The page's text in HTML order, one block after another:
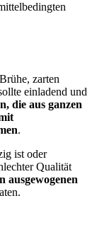
zarten
einladend und
die aus ganzen
.
ist oder
Qualität
ausgewogenen